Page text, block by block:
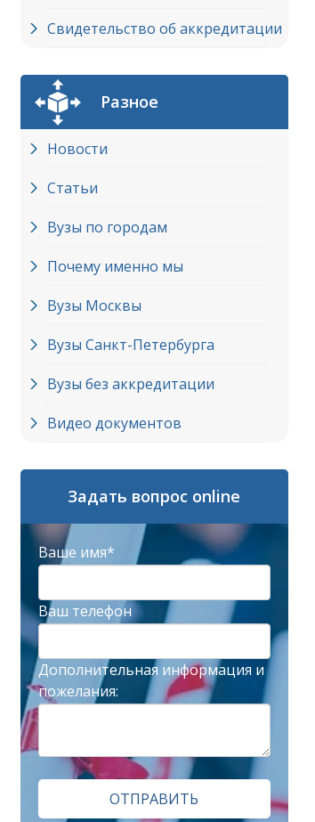
Свидетельство об аккредитации
Разное
Новости
Статьи
Вузы по городам
Почему именно мы
Вузы Москвы
Вузы Cанкт-Петербурга
Вузы без аккредитации
Видео документов
Задать вопрос online
Ваше имя*
Ваш телефон
Дополнительная информация и
пожелания:
ОТПРАВИТЬ